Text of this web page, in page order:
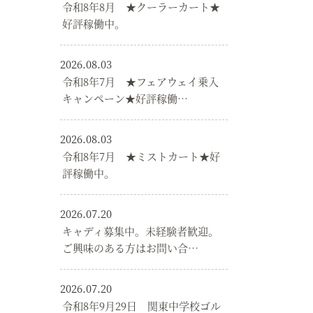
令和8年8月 ★クーラーカート★
好評稼働中。
2026.08.03
令和8年7月 ★フェアウェイ乗入
キャンペーン★好評稼働…
2026.08.03
令和8年7月 ★ミストカート★好
評稼働中。
2026.07.20
キャディ募集中。未経験者歓迎。
ご興味のある方はお問い合…
2026.07.20
令和8年9月29日 関東中学校ゴル